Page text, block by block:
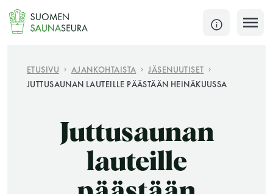
Siirry
sisältöön
SULJE
KATSO TARKEMMAT AUKIOLOAJAT
JÄSENSIVUT
ETUSIVU AJANKOHTAISTA
JÄSENUUTISET
JUTTUSAUNAN LAUTEILLE PÄÄSTÄÄN HEINÄKUUSSA
Juttusaunan
lauteille